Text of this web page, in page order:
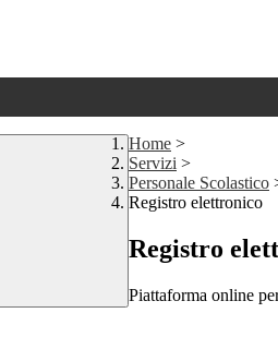
Home >
Servizi >
Personale Scolastico
Registro elettronico
Registro
Piattaforma online